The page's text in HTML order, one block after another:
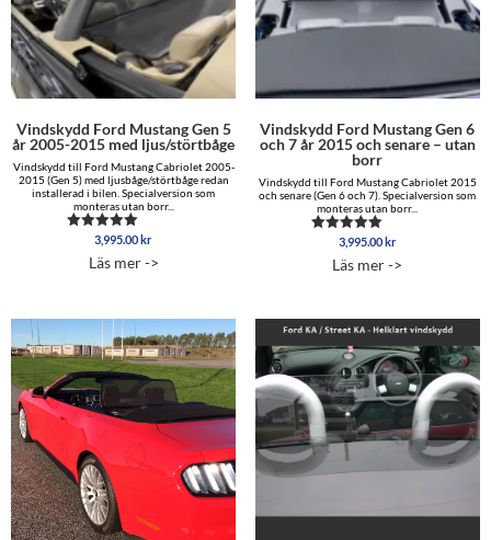
Vindskydd Ford Mustang Gen 5
år 2005-2015 med ljus/störtbåge
Vindskydd till Ford Mustang Cabriolet 2005-
2015 (Gen 5) med ljusbåge/störtbåge redan
installerad i bilen. Specialversion som
monteras utan borr...
Betygsatt
av 5
3,995.00kr
Läs mer ->
Vindskydd Ford Mustang Gen 6
och 7 år 2015 och senare – utan
borr
Vindskydd till Ford Mustang Cabriolet 2015
och senare (Gen 6 och 7). Specialversion som
monteras utan borr...
Betygsatt
av 5
3,995.00kr
Läs mer ->